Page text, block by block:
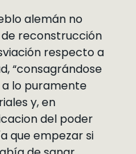
alemán no
reconstrucción
respecto a
“consagrándose
lo puramente
y, en
del poder
que empezar si